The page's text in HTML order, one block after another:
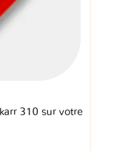
310 sur votre